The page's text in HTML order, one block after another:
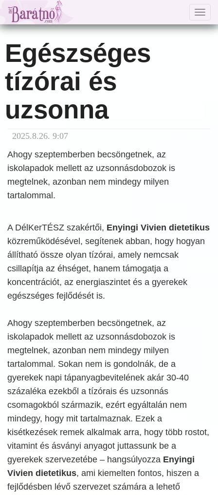
Egészséges
tízórai és
uzsonna
2025.8.26. 9:07
Ahogy szeptemberben becsöngetnek, az
iskolapadok mellett az uzsonnásdobozok is
megtelnek, azonban nem mindegy milyen
tartalommal.
A DélKerTÉSZ szakértői, Enyingi Vivien dietetikus
közreműködésével, segítenek abban, hogy hogyan
állítható össze olyan tízórai, amely nemcsak
csillapítja az éhséget, hanem támogatja a
koncentrációt, az energiaszintet és a gyerekek
egészséges fejlődését is.
Ahogy szeptemberben becsöngetnek, az
iskolapadok mellett az uzsonnásdobozok is
megtelnek, azonban nem mindegy milyen
tartalommal. Sokan nem is gondolnák, de a
gyerekek napi tápanyagbevitelének akár 30-40
százaléka ezekből a tízórais és uzsonnás
csomagokból származik, ezért egyáltalán nem
mindegy, hogy mit tartalmaznak. Ezek a
kisétkezések remek alkalmak arra, hogy több rostot,
vitamint és ásványi anyagot juttassunk be a
gyerekek szervezetébe – hangsúlyozza Enyingi
Vivien dietetikus, ami kiemelten fontos, hiszen a
fejlődésben lévő szervezet számára a lehető